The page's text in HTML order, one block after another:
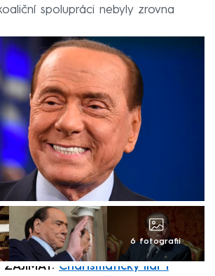
spolupráci nebyly zrovna
6 fotografií
Charismatický lídr i